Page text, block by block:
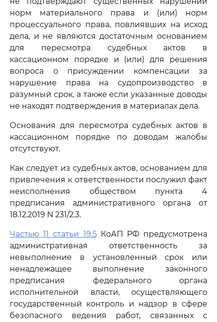
норм материального права и (или) норм
процессуального права, повлиявших на исход
дела, и не являются достаточным основанием
для пересмотра судебных актов в
кассационном порядке и (или) для решения
вопроса о присуждении компенсации за
нарушение права на судопроизводство в
разумный срок, а также если указанные доводы
не находят подтверждения в материалах дела.
Основания для пересмотра судебных актов в
кассационном порядке по доводам жалобы
отсутствуют.
Как следует из судебных актов, основанием для
привлечения к ответственности послужил факт
неисполнения обществом пункта 4
предписания административного органа от
18.12.2019 N 231/2.3.
Частью 11 статьи 19.5КоАП РФ предусмотрена
административная ответственность за
невыполнение в установленный срок или
ненадлежащее выполнение законного
предписания федерального органа
исполнительной власти, осуществляющего
государственный контроль и надзор в сфере
безопасного ведения работ, связанных с